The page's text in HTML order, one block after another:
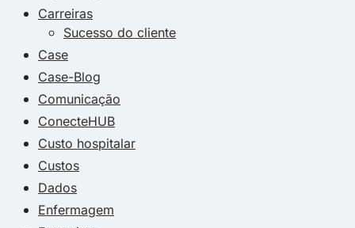
Carreiras
Sucesso do cliente
Case
Case-Blog
Comunicação
ConecteHUB
Custo hospitalar
Custos
Dados
Enfermagem